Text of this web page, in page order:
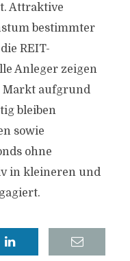
Attraktive
bestimmter
REIT-
Anleger zeigen
Markt aufgrund
bleiben
sowie
ohne
in kleineren und